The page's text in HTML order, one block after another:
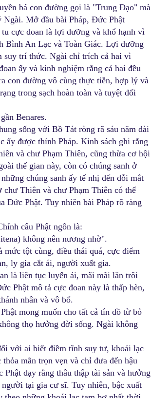
bá con đường gọi là "Trung Đạo" mà
Ngài. Mở đầu bài Pháp, Đức Phật
cực đoan là lợi dưỡng và khổ hạnh vì
Bình An Lạc và Toàn Giác. Lợi dưỡng
suy trí thức. Ngài chỉ trích cả hai vì
ấy và kinh nghiệm rằng cả hai đều
con đường vô cùng thực tiễn, hợp lý và
trong sạch hoàn toàn và tuyệt đối
Benares.
sống với Bồ Tát ròng rã sáu năm dài
ấy được thính Pháp. Kinh sách ghi rằng
và chư Phạm Thiên, cũng thừa cơ hội
thế gian này, còn có chúng sanh ở
chúng sanh ấy tế nhị đến đỗi mắt
Thiên và chư Phạm Thiên có thể
Đức Phật. Tuy nhiên bài Pháp rõ ràng
câu Phật ngôn là:
không nên nương nhờ".
mức tột cùng, điều thái quá, cực điểm
ly gia cắt ái, người xuất gia.
là liên tục luyến ái, mãi mãi lăn trôi
Phật mô tả cực đoan này là thấp hèn,
nhân và vô bổ.
mong muốn cho tất cả tín đồ từ bỏ
thọ hưởng đời sống. Ngài không
với ai biết điềm tĩnh suy tư, khoái lạc
mãn trọn vẹn và chỉ đưa đến hậu
dạy rằng thâu thập tài sản và hưởng
tại gia cư sĩ. Tuy nhiên, bậc xuất